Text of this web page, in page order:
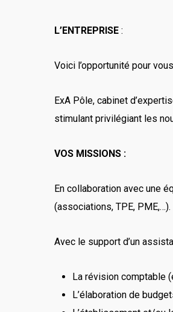
L’ENTREPRISE :
Voici l’opportunité pour
ExA Pôle, cabinet
stimulant privilégiant les
VOS MISSIONS :
En collaboration avec une
(associations, TPE, PME,…).
Avec le support d’un
La révision comptable
L’élaboration de